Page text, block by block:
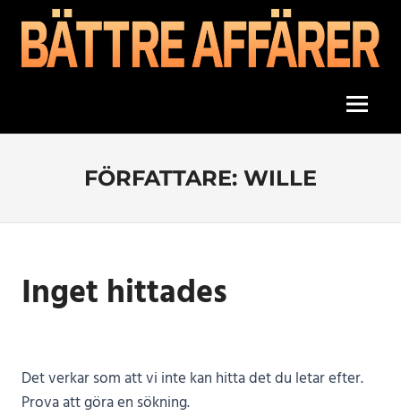
innehåll
tips
för
Meny
FÖRFATTARE: WILLE
Inget hittades
Det verkar som att vi inte kan hitta det du letar efter.
Prova att göra en sökning.